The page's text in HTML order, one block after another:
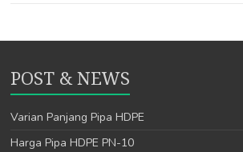
POST & NEWS
Varian Panjang Pipa HDPE
Harga Pipa HDPE PN-10